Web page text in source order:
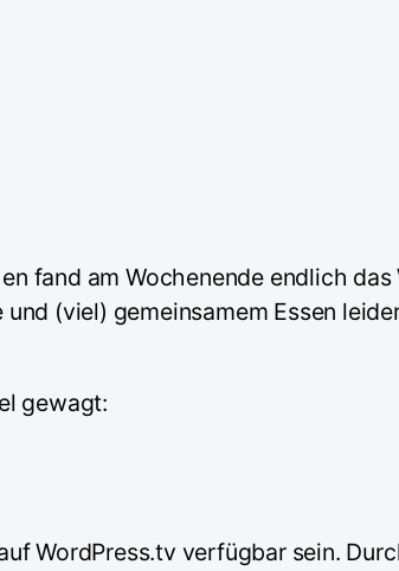
fand am Wochenende endlich
(viel) gemeinsamem Essen
gewagt:
WordPress.tv verfügbar sein.